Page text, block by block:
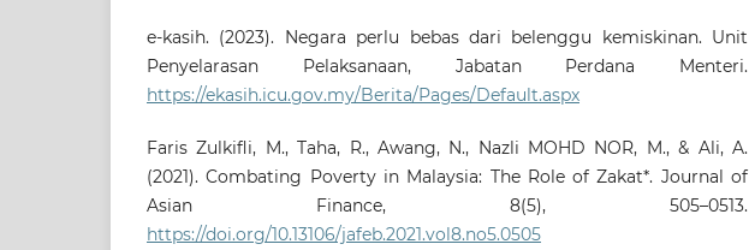
e-kasih. (2023). Negara perlu bebas dari belenggu kemiskinan. Unit
Penyelarasan Pelaksanaan, Jabatan Perdana Menteri.
https://ekasih.icu.gov.my/Berita/Pages/Default.aspx
Faris Zulkifli, M., Taha, R., Awang, N., Nazli MOHD NOR, M., & Ali, A.
(2021). Combating Poverty in Malaysia: The Role of Zakat*. Journal of
Asian Finance, 8(5), 505–0513.
https://doi.org/10.13106/jafeb.2021.vol8.no5.0505